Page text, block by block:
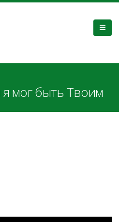
мог быть Твоим